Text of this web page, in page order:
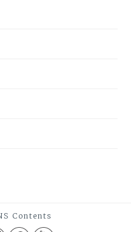
Contents